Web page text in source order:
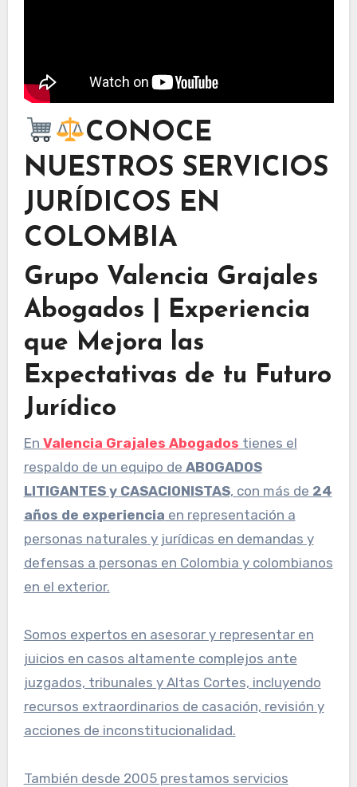
CONOCE
NUESTROS SERVICIOS
JURÍDICOS EN
COLOMBIA
Grupo Valencia Grajales
Abogados | Experiencia
que Mejora las
Expectativas de tu Futuro
Jurídico
En Valencia Grajales Abogados tienes el
respaldo de un equipo de ABOGADOS
LITIGANTES y CASACIONISTAS, con más de 24
años de experiencia en representación a
personas naturales y jurídicas en demandas y
defensas a personas en Colombia y colombianos
en el exterior.
Somos expertos en asesorar y representar en
juicios en casos altamente complejos ante
juzgados, tribunales y Altas Cortes, incluyendo
recursos extraordinarios de casación, revisión y
acciones de inconstitucionalidad.
También desde 2005 prestamos servicios